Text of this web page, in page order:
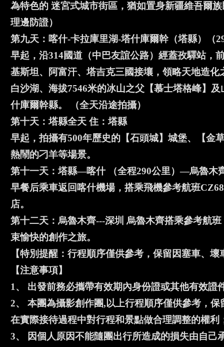
為特色的 迷宮式城市街區，猶如置身新疆維吾爾
理邊防證）
第九天：喀什-卡拉庫里湖-塔什庫爾幹（塔縣）（
早起，沿314國道（中巴友誼公路）經蓋孜驛站，
基斯坦、阿富汗、塔吉克三國接壤，領略天地造
白沙湖、海拔7546米的冰山之父【慕士塔格峰】
什庫爾幹縣。 （全天沿途拍攝）
第十天：塔縣全天 住：塔縣
早起，拍攝有500年歷史的【石頭城】城堡、【金
熱鬧的刁羊等場景。
第十一天：塔縣—喀什 （全程290公里）—烏魯木
早餐后乘車返回喀什機場，搭乘飛機參考航班
店。
第十二天：烏魯木齊---深圳 烏魯木齊搭乘參考航
束愉快的創作之旅。
【特別提醒：行程順序僅供參考，保留因塞車、
【注意事項】
1、 出發前務必攜帶有效期內身份證或其他有效證
2、 本團為攝影創作團,以上行程順序僅供參考，
在實際接待過程中對行程和景點做合理調整的權利
3、 因個人原因不能隨團出行所造成的損失由自己